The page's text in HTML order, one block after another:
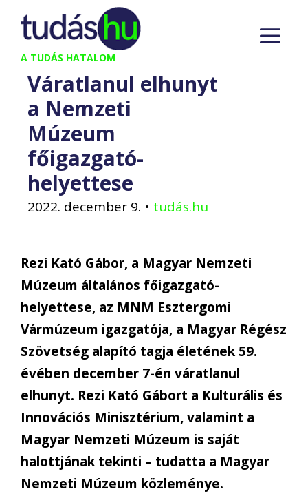
Kilépés
tartalomba
A TUDÁS HATALOM
Váratlanul elhunyt
a Nemzeti
Múzeum
főigazgató-
helyettese
2022. december 9. • tudás.hu
Rezi Kató Gábor, a Magyar Nemzeti
Múzeum általános főigazgató-
helyettese, az MNM Esztergomi
Vármúzeum igazgatója, a Magyar Régész
Szövetség alapító tagja életének 59.
évében december 7-én váratlanul
elhunyt. Rezi Kató Gábort a Kulturális és
Innovációs Minisztérium, valamint a
Magyar Nemzeti Múzeum is saját
halottjának tekinti – tudatta a Magyar
Nemzeti Múzeum közleménye.